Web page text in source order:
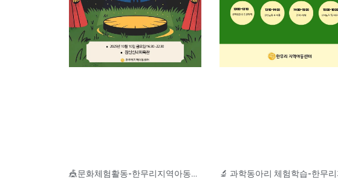
🎪문화체험활동-한무리지역아동센터